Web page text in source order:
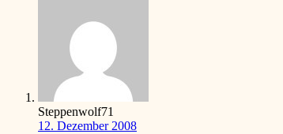
Steppenwolf71
12. Dezember 2008